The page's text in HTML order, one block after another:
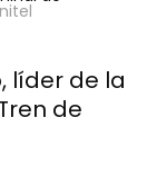
líder de la
de